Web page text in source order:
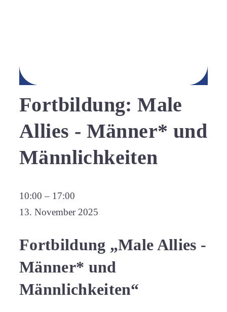
Fortbildung: Male
Allies - Männer* und
Männlichkeiten
Fortbildung:
Male
-
Männer*
und
Männlichkeiten
10:00 – 17:00
13. November 2025
Fortbildung „Male Allies -
Männer* und
Männlichkeiten“